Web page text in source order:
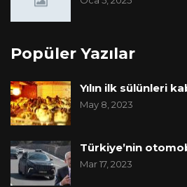
Popüler Yazılar
Yılın ilk sülünleri
May 8, 2023
Türkiye’nin
Mar 17, 2023